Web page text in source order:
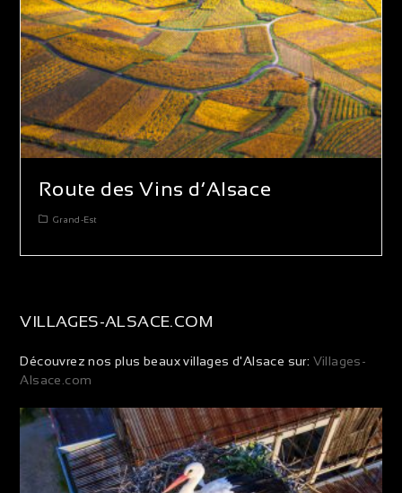
Route des Vins d’Alsace
Grand-Est
VILLAGES-ALSACE.COM
Découvrez nos plus beaux villages d'Alsace sur: Villages-
Alsace.com